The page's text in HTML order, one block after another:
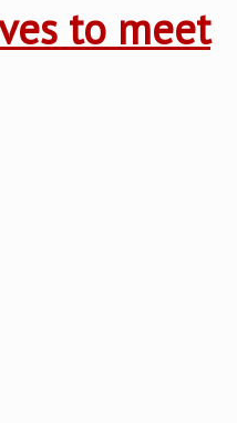
to meet